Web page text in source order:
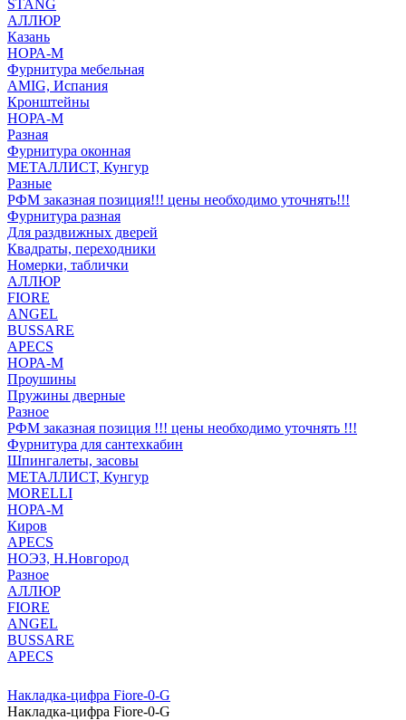
STANG
АЛЛЮР
Казань
НОРА-М
Фурнитура мебельная
AMIG, Испания
Кронштейны
НОРА-М
Разная
Фурнитура оконная
МЕТАЛЛИСТ, Кунгур
Разные
РФМ заказная позиция!!! цены необходимо уточнять!!!
Фурнитура разная
Для раздвижных дверей
Квадраты, переходники
Номерки, таблички
АЛЛЮР
FIORE
ANGEL
BUSSARE
APECS
НОРА-М
Проушины
Пружины дверные
Разное
РФМ заказная позиция !!! цены необходимо уточнять !!!
Фурнитура для сантехкабин
Шпингалеты, засовы
МЕТАЛЛИСТ, Кунгур
MORELLI
НОРА-М
Киров
APECS
НОЭЗ, Н.Новгород
Разное
АЛЛЮР
FIORE
ANGEL
BUSSARE
APECS
Накладка-цифра Fiore-0-G
Накладка-цифра Fiore-0-G